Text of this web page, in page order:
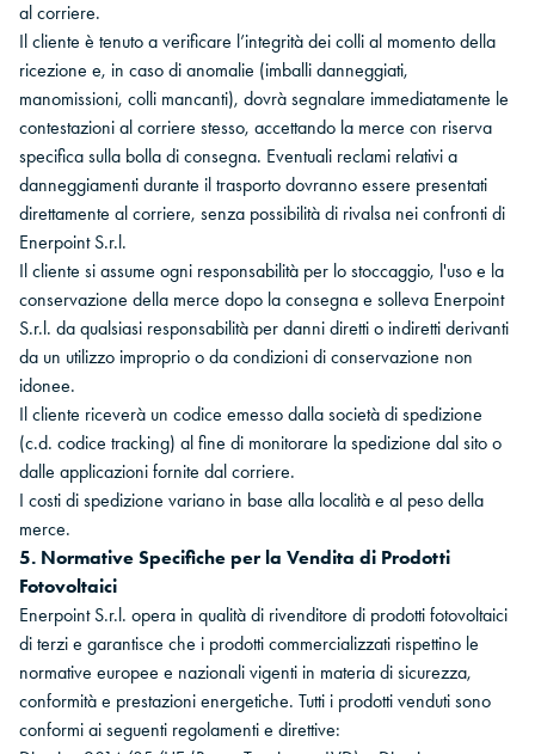
al corriere.
Il cliente è tenuto a verificare l’integrità dei colli al momento della
ricezione e, in caso di anomalie (imballi danneggiati,
manomissioni, colli mancanti), dovrà segnalare immediatamente le
contestazioni al corriere stesso, accettando la merce con riserva
specifica sulla bolla di consegna. Eventuali reclami relativi a
danneggiamenti durante il trasporto dovranno essere presentati
direttamente al corriere, senza possibilità di rivalsa nei confronti di
Enerpoint S.r.l.
Il cliente si assume ogni responsabilità per lo stoccaggio, l'uso e la
conservazione della merce dopo la consegna e solleva Enerpoint
S.r.l. da qualsiasi responsabilità per danni diretti o indiretti derivanti
da un utilizzo improprio o da condizioni di conservazione non
idonee.
Il cliente riceverà un codice emesso dalla società di spedizione
(c.d. codice tracking) al fine di monitorare la spedizione dal sito o
dalle applicazioni fornite dal corriere.
I costi di spedizione variano in base alla località e al peso della
merce.
5. Normative Specifiche per la Vendita di Prodotti
Fotovoltaici
Enerpoint S.r.l. opera in qualità di rivenditore di prodotti fotovoltaici
di terzi e garantisce che i prodotti commercializzati rispettino le
normative europee e nazionali vigenti in materia di sicurezza,
conformità e prestazioni energetiche. Tutti i prodotti venduti sono
conformi ai seguenti regolamenti e direttive: